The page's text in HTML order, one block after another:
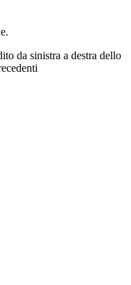
da sinistra a destra dello